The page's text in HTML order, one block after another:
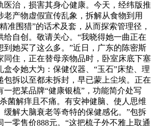
医治，损害其身心健康。今天，经纬版推
老产物虚假宣传乱象，拆解从食物到用
准围猎”的话术及套，从而探索管理径，
给自创。敬请关心。“我晓得她一曲正在
到她买了这么多。”近日，广东的陈密斯
同住，正在替母亲物品时，卧室床底下塞
盒令她大为：保健仪器、“玉石”床垫、理
拆以至都未拆封，早已蒙上尘埃。正在
一把某品牌“健康银梳”，功能简介处写
菌解痒且不痛。有安神健脑、使人思维
缓解大脑衰老等奇特的保健感化。”包拆
零售价888元。“这把梳子外不雅上取通